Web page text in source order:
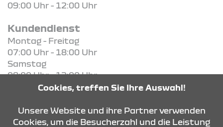
09:00 Uhr - 12:00 Uhr
Kundendienst
Montag - Freitag
07:00 Uhr - 18:00 Uhr
Samstag
08:00 Uhr - 12:00 Uhr
KONTAKT & ANFAHRT
Cookies, treffen Sie Ihre Auswahl!
Unsere Website und ihre Partner verwenden
Cookies, um die Besucherzahl und die Leistung